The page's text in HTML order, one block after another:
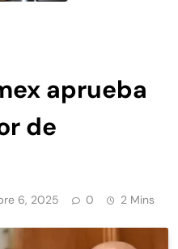
aprueba
de
6, 2025 0 2 Mins